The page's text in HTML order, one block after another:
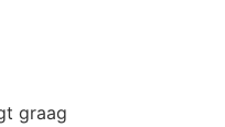
graag